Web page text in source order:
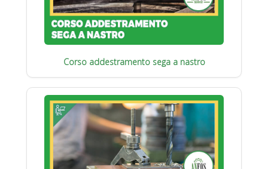
Corso addestramento sega a nastro